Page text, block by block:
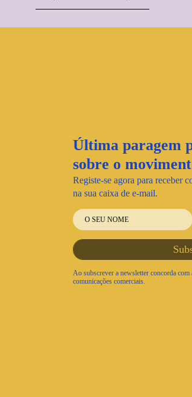
Última paragem
sobre o
Registe-se agora para receber
na sua caixa de e-mail.
Ao subscrever a newsletter concorda com
comunicações comerciais.